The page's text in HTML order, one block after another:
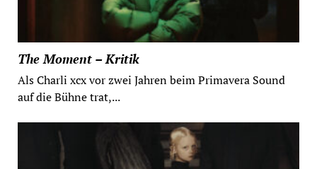
The Moment – Kritik
Als Charli xcx vor zwei Jahren beim Primavera Sound
auf die Bühne trat,...